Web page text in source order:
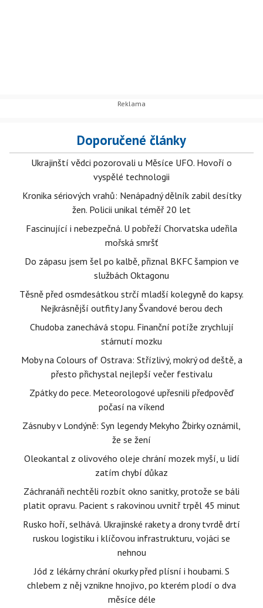
Doporučené články
Ukrajinští vědci pozorovali u Měsíce UFO. Hovoří o
vyspělé technologii
Kronika sériových vrahů: Nenápadný dělník zabil desítky
žen. Policii unikal téměř 20 let
Fascinující i nebezpečná. U pobřeží Chorvatska udeřila
mořská smršť
Do zápasu jsem šel po kalbě, přiznal BKFC šampion ve
službách Oktagonu
Těsně před osmdesátkou strčí mladší kolegyně do kapsy.
Nejkrásnější outfity Jany Švandové berou dech
Chudoba zanechává stopu. Finanční potíže zrychlují
stárnutí mozku
Moby na Colours of Ostrava: Střízlivý, mokrý od deště, a
přesto přichystal nejlepší večer festivalu
Zpátky do pece. Meteorologové upřesnili předpověď
počasí na víkend
Zásnuby v Londýně: Syn legendy Mekyho Žbirky oznámil,
že se žení
Oleokantal z olivového oleje chrání mozek myší, u lidí
zatím chybí důkaz
Záchranáři nechtěli rozbít okno sanitky, protože se báli
platit opravu. Pacient s rakovinou uvnitř trpěl 45 minut
Rusko hoří, selhává. Ukrajinské rakety a drony tvrdě drtí
ruskou logistiku i klíčovou infrastrukturu, vojáci se
nehnou
Jód z lékárny chrání okurky před plísní i houbami. S
chlebem z něj vznikne hnojivo, po kterém plodí o dva
měsíce déle